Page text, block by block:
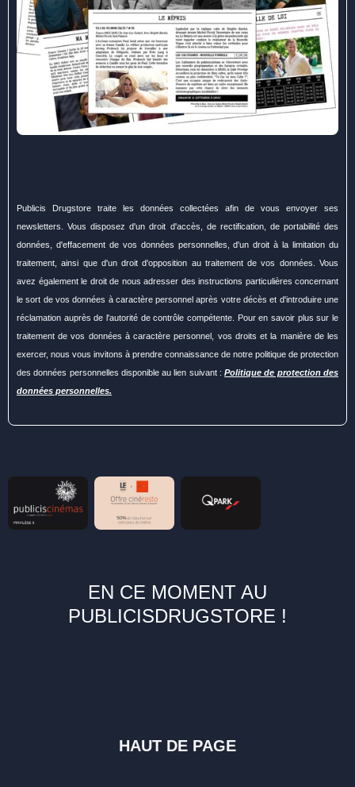
Publicis Drugstore traite les données collectées afin de vous envoyer ses
newsletters. Vous disposez d'un droit d'accès, de rectification, de portabilité des
données, d'effacement de vos données personnelles, d'un droit à la limitation du
traitement, ainsi que d'un droit d'opposition au traitement de vos données. Vous
avez également le droit de nous adresser des instructions particulières concernant
le sort de vos données à caractère personnel après votre décès et d'introduire une
réclamation auprès de l'autorité de contrôle compétente. Pour en savoir plus sur le
traitement de vos données à caractère personnel, vos droits et la manière de les
exercer, nous vous invitons à prendre connaissance de notre politique de protection
des données personnelles disponible au lien suivant :Politique de protection des
données personnelles.
EN CE MOMENT AU
PUBLICISDRUGSTORE !
HAUT DE PAGE